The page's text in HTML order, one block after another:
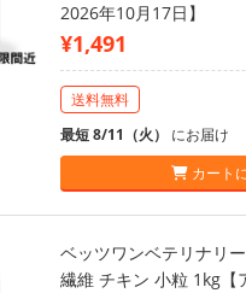
2026年10月17日】
¥1,491
送料無料
最短 8/11（火） にお届け
カート
ベッツワンベテリナリ
繊維 チキン 小粒 1kg【